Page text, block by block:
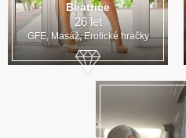
Beatrice
26 let
GFE, Masáž, Erotické hračky